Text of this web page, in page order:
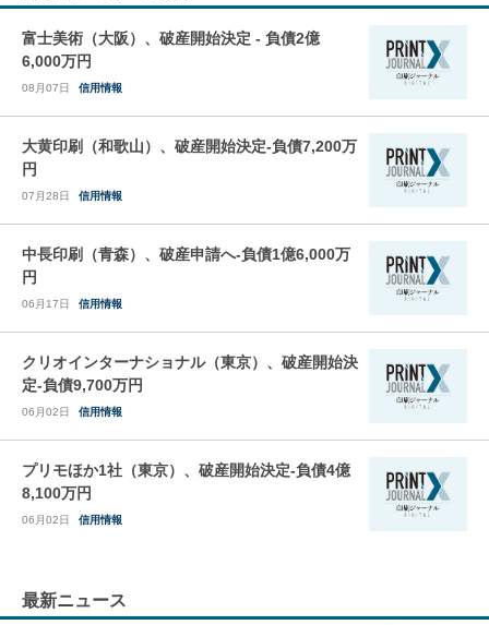
富士美術（大阪）、破産開始決定 - 負債2億
6,000万円
08月07日 信用情報
大黄印刷（和歌山）、破産開始決定-負債7,200万
円
07月28日 信用情報
中長印刷（青森）、破産申請へ-負債1億6,000万
円
06月17日 信用情報
クリオインターナショナル（東京）、破産開始決
定-負債9,700万円
06月02日 信用情報
プリモほか1社（東京）、破産開始決定-負債4億
8,100万円
06月02日 信用情報
最新ニュース